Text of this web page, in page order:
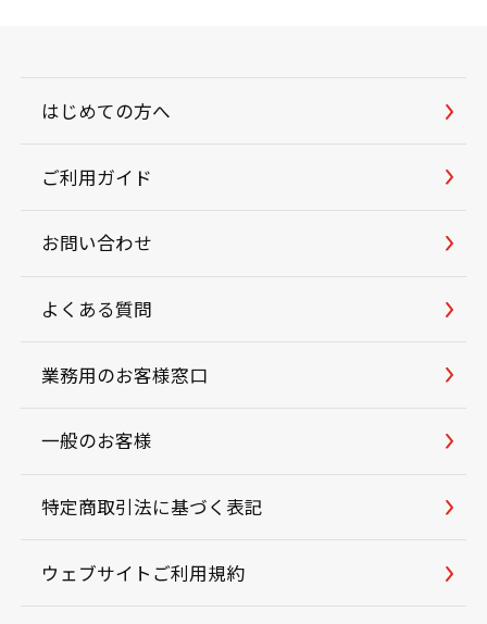
はじめての方へ
ご利用ガイド
お問い合わせ
よくある質問
業務用のお客様窓口
一般のお客様
特定商取引法に基づく表記
ウェブサイトご利用規約